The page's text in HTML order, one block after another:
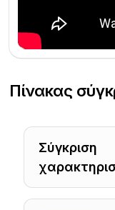
Πίνακας
Σύγκριση